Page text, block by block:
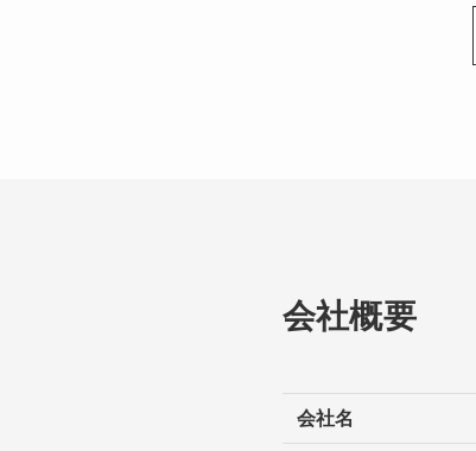
会社概要
会社名